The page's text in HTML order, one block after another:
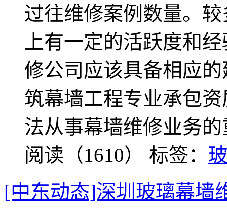
过往维修案例数量。
上有一定的活跃度和
修公司应该具备相应
筑幕墙工程专业承包
法从事幕墙维修业务
阅读（1610） 标签：
[中东动态]深圳玻璃幕墙